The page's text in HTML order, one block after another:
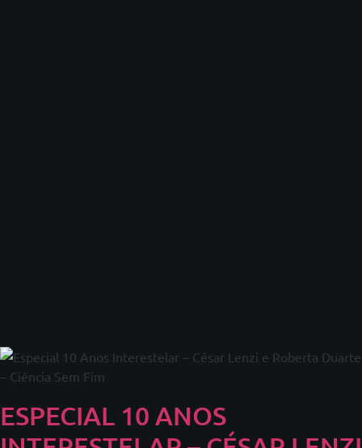
ESPECIAL 10 ANOS